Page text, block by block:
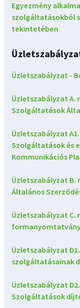
Egyezmény
szolgáltatásokból
tekintetében
Üzletszabályzat -
Üzletszabályzat A.
Szolgáltatások
Üzletszabályzat
Szolgáltatások és
Kommunikációs
Üzletszabályzat
Általános
Üzletszabályzat C.
Üzletszabályzat
szolgáltatásainak
Üzletszabályzat
Szolgáltatások